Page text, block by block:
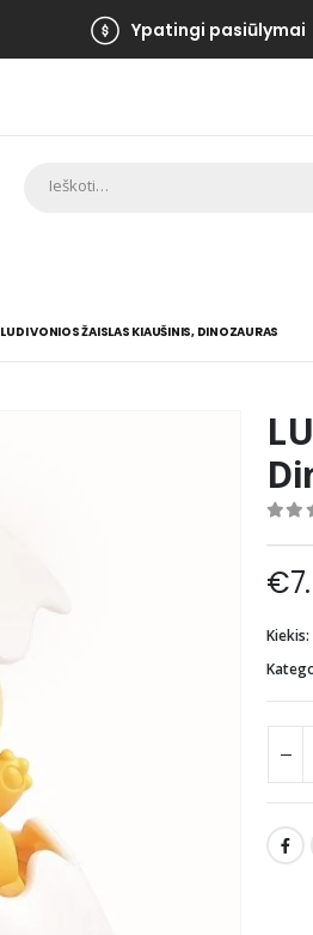
Ypatingi pasiūlymai
LUDI VONIOS ŽAISLAS KIAUŠINIS, DINOZAURAS
€
Kiekis: